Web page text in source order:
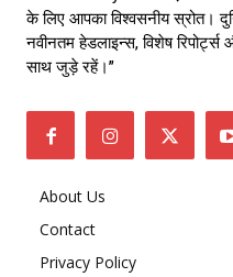
के लिए आपका विश्वसनीय स्रोत।
नवीनतम हेडलाइन्स, विशेष
साथ जुड़े रहें।”
About Us
Contact
Privacy Policy